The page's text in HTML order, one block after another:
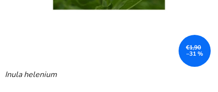
Inula helenium
€1,90
–31 %